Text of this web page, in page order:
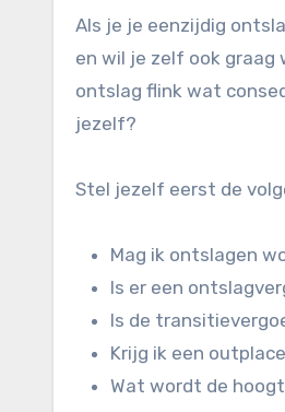
Als je je eenzijdig
en wil je zelf ook graag
ontslag flink wat
jezelf?
Stel jezelf eerst de
Mag ik ontslagen
Is er een
Is de
Krijg ik een
Wat wordt de